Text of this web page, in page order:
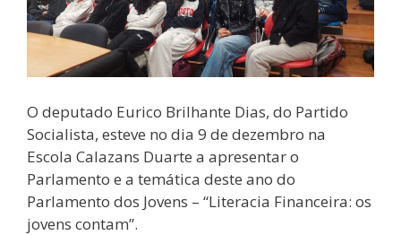
O deputado Eurico Brilhante Dias, do Partido
Socialista, esteve no dia 9 de dezembro na
Escola Calazans Duarte a apresentar o
Parlamento e a temática deste ano do
Parlamento dos Jovens – “Literacia Financeira: os
jovens contam”.